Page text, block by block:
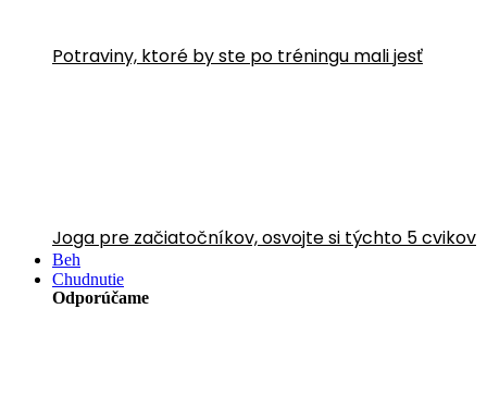
Potraviny, ktoré by ste po tréningu mali jesť
Joga pre začiatočníkov, osvojte si týchto 5 cvikov
Beh
Chudnutie
Odporúčame